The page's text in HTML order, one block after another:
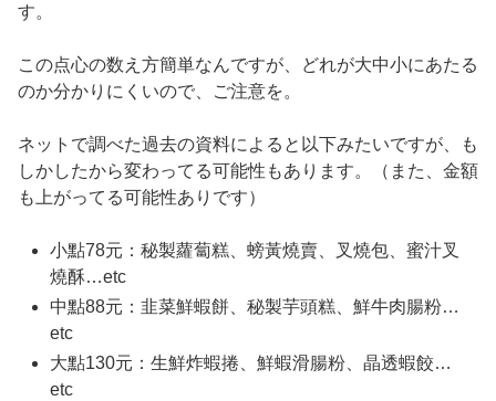
す。
この点心の数え方簡単なんですが、どれが大中小にあたる
のか分かりにくいので、ご注意を。
ネットで調べた過去の資料によると以下みたいですが、も
しかしたから変わってる可能性もあります。（また、金額
も上がってる可能性ありです）
小點78元：秘製蘿蔔糕、螃黃燒賣、叉燒包、蜜汁叉
燒酥…etc
中點88元：韭菜鮮蝦餅、秘製芋頭糕、鮮牛肉腸粉…
etc
大點130元：生鮮炸蝦捲、鮮蝦滑腸粉、晶透蝦餃…
etc